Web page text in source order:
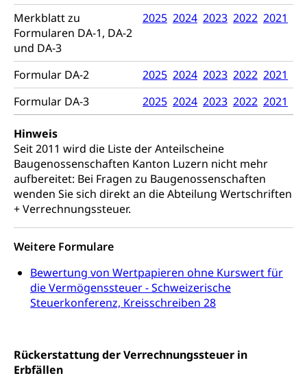
Merkblatt zu
Formularen DA-1, DA-2
und DA-3
2025 2024 2023 2022 2021
Formular DA-2 2025 2024 2023 2022 2021
Formular DA-3
2025 2024 2023 2022 2021
Hinweis
Seit 2011 wird die Liste der Anteilscheine
Baugenossenschaften Kanton Luzern nicht mehr
aufbereitet: Bei Fragen zu Baugenossenschaften
wenden Sie sich direkt an die Abteilung Wertschriften
+ Verrechnungssteuer.
Weitere Formulare
Bewertung von Wertpapieren ohne Kurswert für
die Vermögenssteuer - Schweizerische
Steuerkonferenz, Kreisschreiben 28
Rückerstattung der Verrechnungssteuer in
Erbfällen
Kindergarten & Basisstufe
Frühe Förderung
Konsumentenschutz
Konsumentenrechte, Produktsicherheit,
Preisüberwachung, Preisüberwacher,
Konsumentenorganisation, parallele Einfuhr,
regionale Erschöpfung, nationale Erschöpfung,
internationale Erschöpfung, Preisabsprache, Kartell,
Cassis-deDijon-Prinzip
Verbraucherschutz
Krankenversicherung
Unfallversicherung, Berufsunfallversicherung,
Krankheit, Unfall, Prämienverbilligung,
Krankenkasse
Krankenversicherung (WAS Luzern)
Prämienverbilligung (WAS Luzern)
Obligatorische Krankenversicherung (WAS
Luzern)
Kranken- und Unfallversicherung
Lebensmittelsicherheit
sichere Lebensmittel, Lebensmittelkontrolle,
Lebensmittelhygiene, Produktesicherheit
Trinkwasser
Lebensmittel
Prävention
Gesundheitsvorsorge, Wellness, Unfallverhütung,
Suchtprävention, Alkoholprävention,
Darmkrebsvorsorge
Soziale Sicherheit